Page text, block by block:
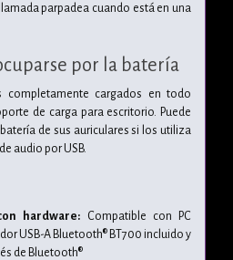
parpadea cuando está en una
por la batería
completamente cargados en todo
de carga para escritorio. Puede
de sus auriculares si los utiliza
audio por USB.
hardware: Compatible con PC
USB-A Bluetooth® BT700 incluido y
de Bluetooth®